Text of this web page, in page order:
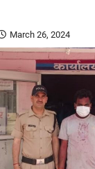
March 26, 2024